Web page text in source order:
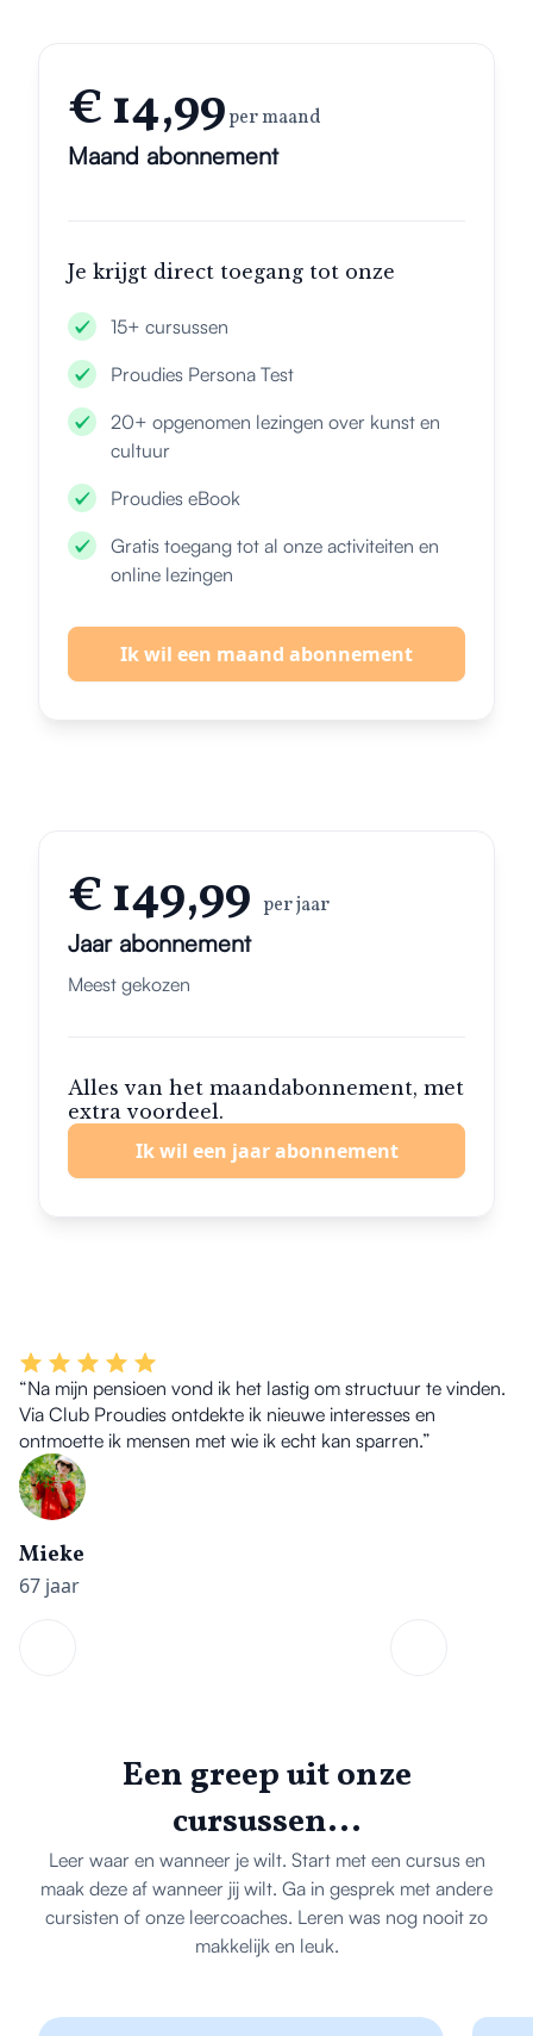
Maand abonnement
€ 14,99per maand
Je krijgt direct toegang tot onze
15+ cursussen
Proudies Persona Test
20+ opgenomen lezingen over kunst en
cultuur
Proudies eBook
Gratis toegang tot al onze activiteiten en
online lezingen
Ik wil een maand abonnement
Jaar abonnement
Meest gekozen
€ 149,99 per jaar
Alles van het maandabonnement, met
extra voordeel.
Ik wil een jaar abonnement
“Na mijn pensioen vond ik het lastig om structuur te vinden.
Via Club Proudies ontdekte ik nieuwe interesses en
ontmoette ik mensen met wie ik echt kan sparren.”
Mieke
67 jaar
Een greep uit onze
cursussen...
Leer waar en wanneer je wilt. Start met een cursus en
maak deze af wanneer jij wilt. Ga in gesprek met andere
cursisten of onze leercoaches. Leren was nog nooit zo
makkelijk en leuk.